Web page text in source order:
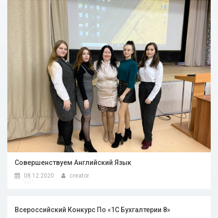
Совершенствуем Английский Язык
08.12.2020 creator
Всероссийский Конкурс По «1С Бухгалтерии 8»